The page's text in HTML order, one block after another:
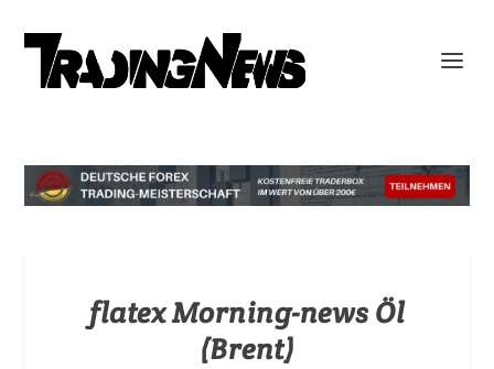
flatex Morning-news Öl
(Brent)